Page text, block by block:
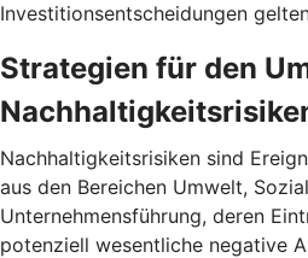
Investitionsentscheidungen
Strategien für den
Nachhaltigkeitsrisiken sind
aus den Bereichen Umwelt,
Unternehmensführung, deren
potenziell wesentliche negative